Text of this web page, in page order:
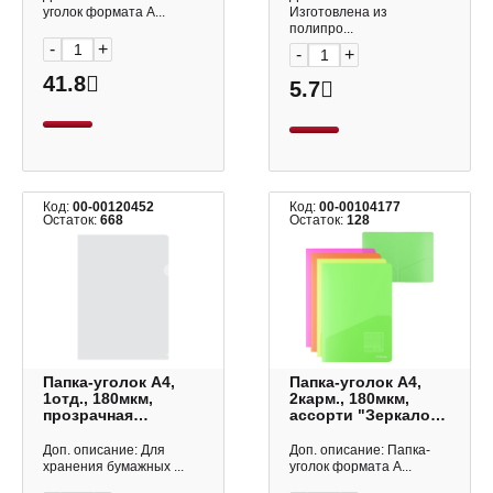
уголок формата А...
- +
41.8
Изготовлена из
полипро...
- +
5.7
Код: 00-00120452
Остаток: 668
Папка-уголок А4,
1отд., 180мкм,
прозрачная
Бюрократ
Доп. описание: Для
хранения бумажных ...
Код:00-00104177
Остаток:128
Папка-уголок А4,
2карм., 180мкм,
ассорти "Зеркало
Krause
Доп. описание: Папка-
уголок формата А...